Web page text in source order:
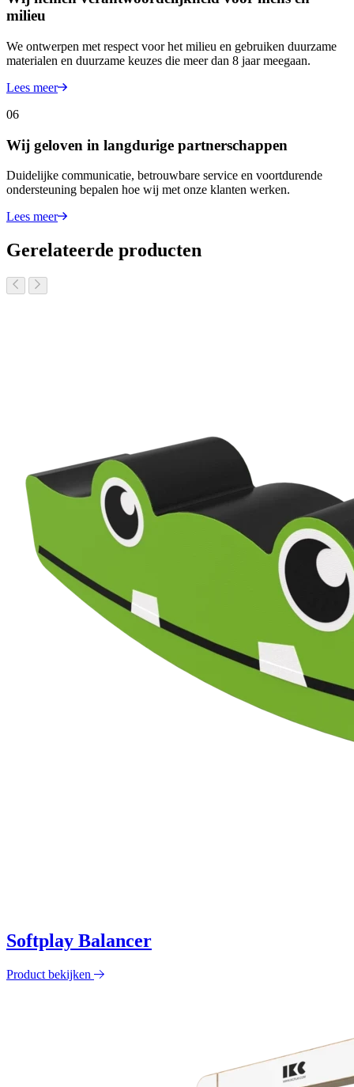
milieu
We ontwerpen met respect voor het milieu en gebruiken duurzame
materialen en duurzame keuzes die meer dan 8 jaar meegaan.
Lees meer
06
Wij geloven in langdurige partnerschappen
Duidelijke communicatie, betrouwbare service en voortdurende
ondersteuning bepalen hoe wij met onze klanten werken.
Lees meer
Gerelateerde producten
Softplay Balancer
Product bekijken